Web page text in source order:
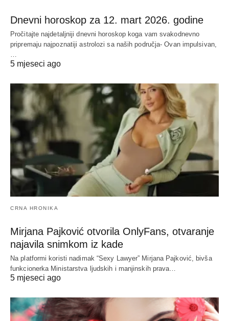
Dnevni horoskop za 12. mart 2026. godine
Pročitajte najdetaljniji dnevni horoskop koga vam svakodnevno
pripremaju najpoznatiji astrolozi sa naših područja- Ovan impulsivan,
5 mjeseci ago
CRNA HRONIKA
Mirjana Pajković otvorila OnlyFans, otvaranje
najavila snimkom iz kade
Na platformi koristi nadimak “Sexy Lawyer” Mirjana Pajković, bivša
funkcionerka Ministarstva ljudskih i manjinskih prava…
5 mjeseci ago